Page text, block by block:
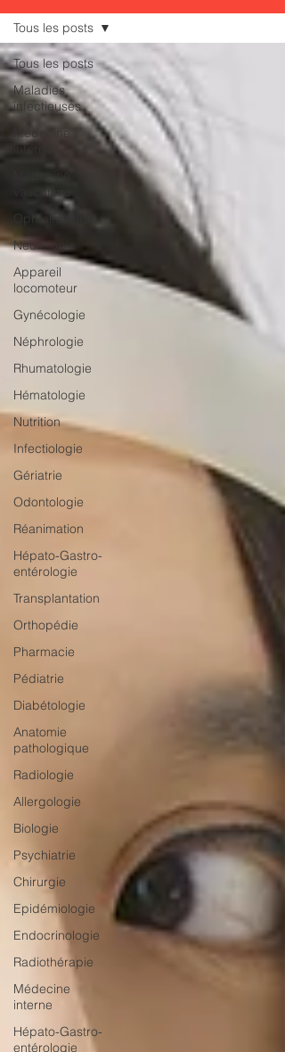
Tous les posts
Maladies
infectieuses
Médecine
interne
Médecine
vasculaire
Ophtalmologie
Neurologie
Appareil
locomoteur
Gynécologie
Néphrologie
Rhumatologie
Hématologie
Nutrition
Infectiologie
Gériatrie
Odontologie
Réanimation
Hépato-Gastro-
entérologie
Transplantation
Orthopédie
Pharmacie
Pédiatrie
Diabétologie
Anatomie
pathologique
Radiologie
Allergologie
Biologie
Psychiatrie
Chirurgie
Epidémiologie
Endocrinologie
Radiothérapie
Médecine
interne
Hépato-Gastro-
entérologie
Tous les posts